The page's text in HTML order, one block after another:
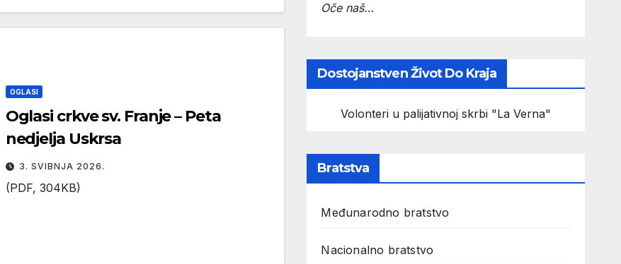
OGLASI
Oglasi crkve sv. Franje – Peta
nedjelja Uskrsa
3. SVIBNJA 2026.
(PDF, 304KB)
Oče naš…
Dostojanstven Život Do Kraja
Volonteri u palijativnoj skrbi "La Verna"
Bratstva
Međunarodno bratstvo
Nacionalno bratstvo